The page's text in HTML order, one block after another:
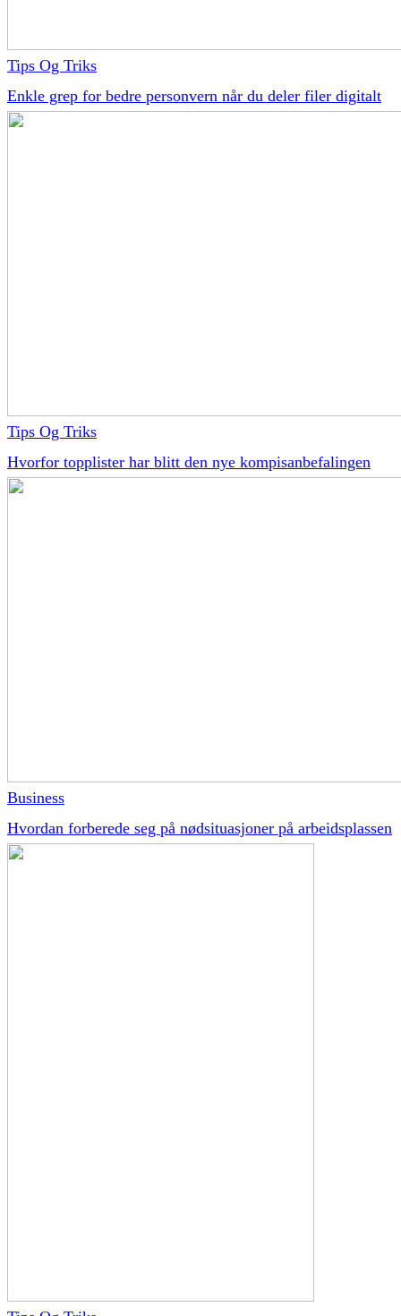
Tips Og Triks
Enkle grep for bedre personvern når du deler filer digitalt
Tips Og Triks
Hvorfor topplister har blitt den nye kompisanbefalingen
Business
Hvordan forberede seg på nødsituasjoner på arbeidsplassen